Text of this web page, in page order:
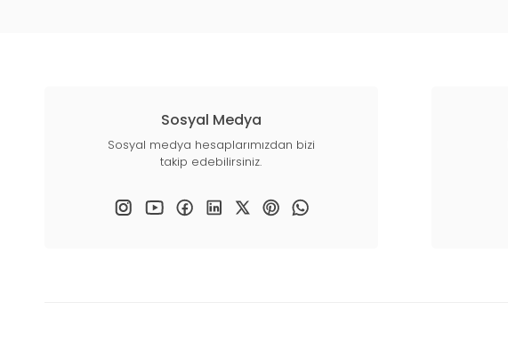
Sosyal Medya
Sosyal medya hesaplarımızdan bizi
takip edebilirsiniz.